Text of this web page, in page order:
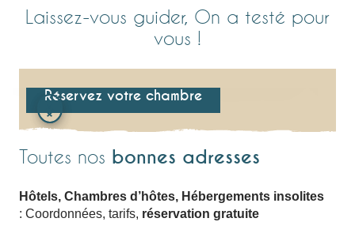
Laissez-vous guider, On a testé pour
vous !
Une nuit à Grand'rivière à
L'Hôtel-restaurant Tante Arlette **
Réservez votre chambre
Toutes nos bonnes adresses
Hôtels, Chambres d’hôtes, Hébergements insolites
: Coordonnées, tarifs, réservation gratuite